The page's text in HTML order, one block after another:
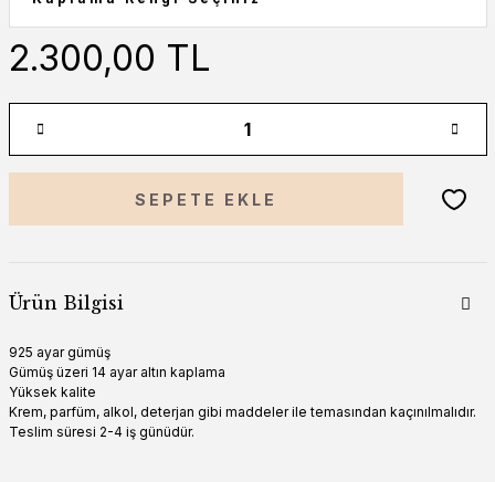
2.300,00 TL
SEPETE EKLE
Ürün Bilgisi
925 ayar gümüş
Gümüş üzeri 14 ayar altın kaplama
Yüksek kalite
Krem, parfüm, alkol, deterjan gibi maddeler ile temasından kaçınılmalıdır.
Teslim süresi 2-4 iş günüdür.